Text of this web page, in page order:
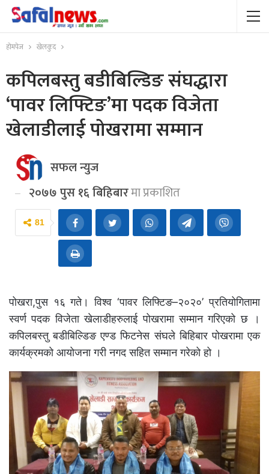
होमपेज खेलकुद
कपिलबस्तु बडीबिल्डिङ संघद्धारा
‘पावर लिफ्टिङ’मा पदक विजेता
खेलाडीलाई पोखरामा सम्मान
सफल न्युज
२०७७ पुस १६ बिहिबारमा प्रकाशित
81
पोखरा,पुस १६ गते। विश्व ‘पावर लिफ्टिङ–२०२०’ प्रतियोगितामा
स्वर्ण पदक विजेता खेलाडीहरुलाई पोखरामा सम्मान गरिएको छ ।
कपिलबस्तु बडीबिल्डिङ एण्ड फिटनेस संघले बिहिबार पोखरामा एक
कार्यक्रमको आयोजना गरी नगद सहित सम्मान गरेको हो ।